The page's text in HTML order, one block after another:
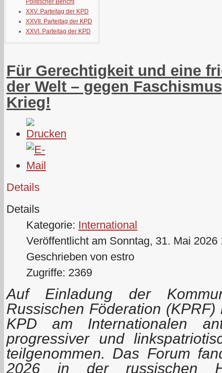
Politischer Bericht
XXV. Parteitag der KPD
XXVII. Parteitag der KPD
XXVI. Parteitag der KPD
Für Gerechtigkeit und eine
der Welt – gegen
Krieg!
Details
Details
Kategorie: International
Veröffentlicht am Sonntag, 31. Mai 2026
Geschrieben von estro
Zugriffe: 2369
Auf Einladung der
Russischen Föderation
KPD am Internationalen
progressiver und
teilgenommen. Das Forum
2026 in der russischen